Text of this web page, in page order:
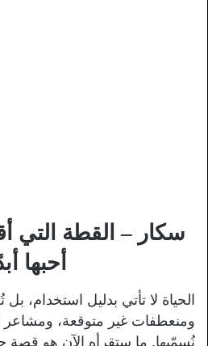
سكار – القطة التي
أحبها
الحياة لا تأتي بدليل استخدام،
ومنعطفات غير متوقعة، ومشاعر
نُسمّيها. ما ستقرأه الآن هو قصة